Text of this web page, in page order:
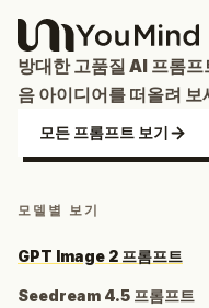
방대한 고품질 AI 프롬
음 아이디어를 떠올려 보
모든 프롬프트 보기
모델별 보기
GPT Image 2 프롬프트
Seedream 4.5 프롬프트